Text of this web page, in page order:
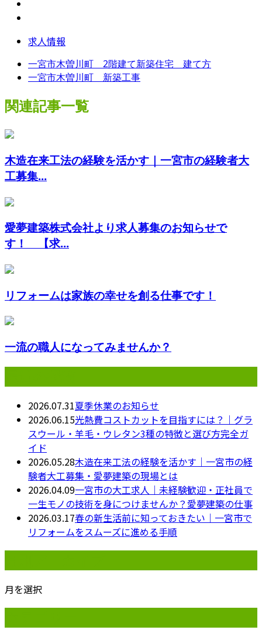
求人情報
一宮市木曽川町 2階建て新築住宅 建て方
一宮市木曽川町 新築工事
関連記事一覧
木造在来工法の経験を活かす｜一宮市の経験者大
工募集...
愛夢建築株式会社より求人募集のお知らせで
す！ 【求...
リフォームは家族の幸せを創る仕事です！
一流の職人になってみませんか？
2026.07.31夏季休業のお知らせ
2026.06.15光熱費コストカットを目指すには？｜グラ
スウール・羊毛・ウレタン3種の特徴と選び方完全ガ
イド
2026.05.28木造在来工法の経験を活かす｜一宮市の経
験者大工募集・愛夢建築の現場とは
2026.04.09一宮市の大工求人｜未経験歓迎・正社員で
一生モノの技術を身につけませんか？愛夢建築の仕事
2026.03.17春の新生活前に知っておきたい｜一宮市で
リフォームをスムーズに進める手順
月を選択